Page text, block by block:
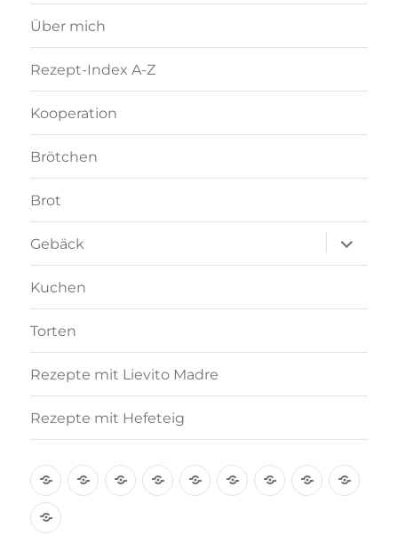
Über mich
Rezept-Index A-Z
Kooperation
Brötchen
Brot
Gebäck
anzeigen
Kuchen
Torten
Rezepte mit Lievito Madre
Rezepte mit Hefeteig
Über Rezept-Kooperation
Brötchen
Brot GebäckKuchenTorten
Rezepte